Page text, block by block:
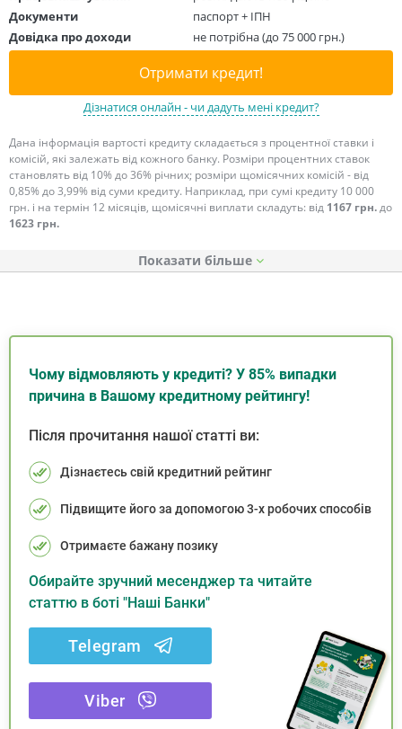
Документи
паспорт + ІПН
Довідка про доходи
не потрібна (до 75 000 грн.)
Отримати кредит!
Дізнатися онлайн - чи дадуть мені кредит?
Дана інформація вартості кредиту складається з процентної ставки і
комісій, які залежать від кожного банку. Розміри процентних ставок
становлять від 10% до 36% річних; розміри щомісячних комісій - від
0,85% до 3,99% від суми кредиту. Наприклад, при сумі кредиту 10 000
грн. і на термін 12 місяців, щомісячні виплати складуть: від 1167 грн.до
1623 грн.
Показати
Чому відмовляють у кредиті? У 85% випадки
причина в Вашому кредитному рейтингу!
Після прочитання нашої статті ви:
Дізнаєтесь свій кредитний рейтинг
Підвищите його за допомогою 3-х робочих способів
Отримаєте бажану позику
Обирайте зручний месенджер та читайте
статтю в боті "Наші Банки"
Telegram
Viber